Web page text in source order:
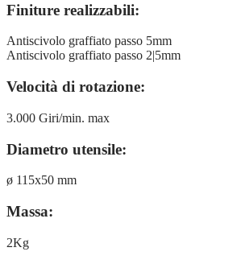
Finiture realizzabili:
Antiscivolo graffiato passo 5mm
Antiscivolo graffiato passo 2|5mm
Velocità di rotazione:
3.000 Giri/min. max
Diametro utensile:
ø 115x50 mm
Massa:
2Kg